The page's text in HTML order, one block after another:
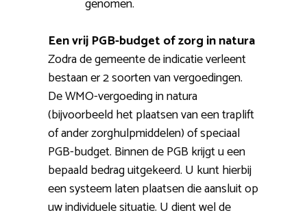
genomen.
Een vrij PGB-budget of zorg in natura
Zodra de gemeente de indicatie verleent
bestaan er 2 soorten van vergoedingen.
De WMO-vergoeding in natura
(bijvoorbeeld het plaatsen van een traplift
of ander zorghulpmiddelen) of speciaal
PGB-budget. Binnen de PGB krijgt u een
bepaald bedrag uitgekeerd. U kunt hierbij
een systeem laten plaatsen die aansluit op
uw individuele situatie. U dient wel de